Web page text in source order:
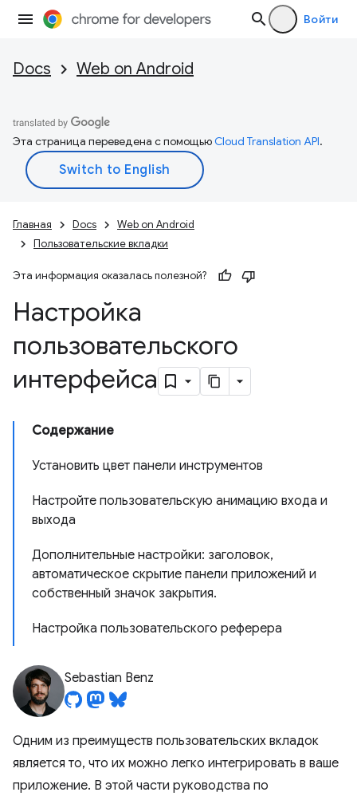
Войти
Docs Web on Android
Эта страница переведена с помощьюCloud Translation API.
Главная Docs
Web on Android
Пользовательские вкладки
Эта информация оказалась полезной?
Настройка
пользовательского
интерфейса
Содержание
Установить цвет панели инструментов
Настройте пользовательскую анимацию входа и
выхода
Дополнительные настройки: заголовок,
автоматическое скрытие панели приложений и
собственный значок закрытия.
Настройка пользовательского реферера
Sebastian Benz
Одним из преимуществ пользовательских вкладок
является то, что их можно легко интегрировать в ваше
приложение. В этой части руководства по